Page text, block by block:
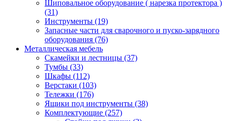
Шиповальное оборудование ( нарезка протектора )
(31)
Инструменты (19)
Запасные части для сварочного и пуско-зарядного
оборудования (76)
Металлическая мебель
Скамейки и лестницы (37)
Тумбы (33)
Шкафы (112)
Верстаки (103)
Тележки (176)
Ящики под инструменты (38)
Комплектующие (257)